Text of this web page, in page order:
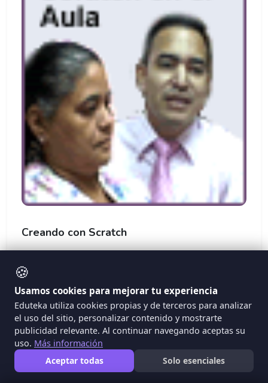
Creando con Scratch
argumenta como el entorno de programación
Scratch amplía, para los estudiantes, las
posibilidades de diseñar y crear, combinando
imágenes, fotografías, música y sonido, en
producciones interactivas; aventajando así
programas que solo permiten ojear y hacer clic en lo
que otros han creado.
🍪
Usamos cookies para mejorar tu experiencia
Eduteka utiliza cookies propias y de terceros para analizar
el uso del sitio, personalizar contenido y mostrarte
publicidad relevante. Al continuar navegando aceptas su
uso. Más información
Aceptar todas
Solo esenciales